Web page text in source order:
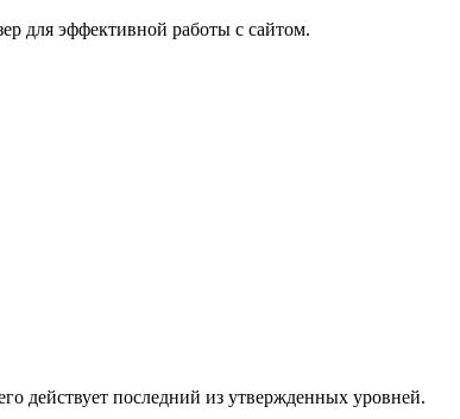
для эффективной работы с сайтом.
действует последний из утвержденных уровней.